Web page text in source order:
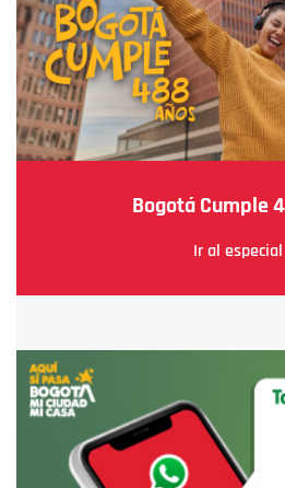
Bogotá Cumple
Ir al